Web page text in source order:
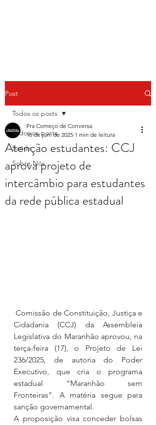
Post
Todos os posts
Saúde
Sobre Nós
Todos os posts
Atenção estudantes: CCJ
aprova projeto de
intercâmbio para estudantes
da rede pública estadual
Pra Começo de Conversa
18 de jun. de 2025 1 min de leitura
Comissão de Constituição, Justiça e
Cidadania (CCJ) da Assembleia
Legislativa do Maranhão aprovou, na
terça-feira (17), o Projeto de Lei
236/2025, de autoria do Poder
Executivo, que cria o programa
estadual “Maranhão sem
Fronteiras”. A matéria segue para
sanção governamental.
A proposição visa conceder bolsas